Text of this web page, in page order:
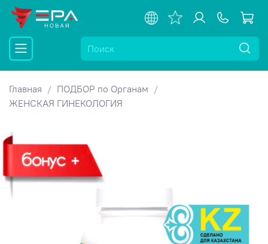
Главная
ПОДБОР по Органам
ЖЕНСКАЯ ГИНЕКОЛОГИЯ